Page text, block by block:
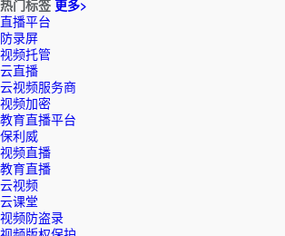
热门标签 更多>
直播平台
防录屏
视频托管
云直播
云视频服务商
视频加密
教育直播平台
保利威
视频直播
教育直播
云视频
云课堂
视频防盗录